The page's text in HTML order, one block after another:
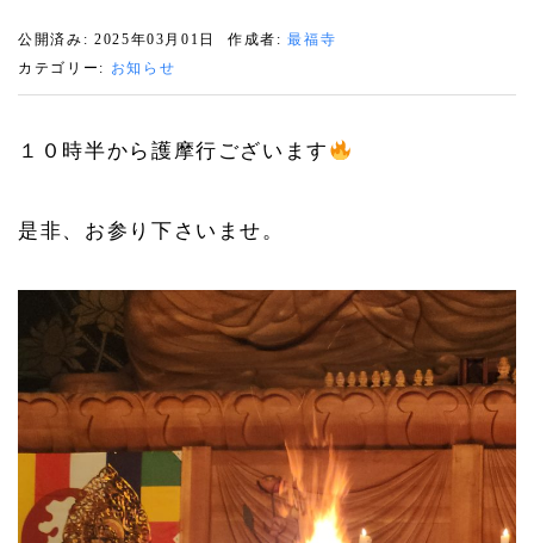
公開済み: 2025年03月01日 作成者:最福寺
カテゴリー: お知らせ
１０時半から護摩行ございます
是非、お参り下さいませ。